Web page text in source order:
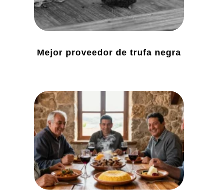
Mejor proveedor de trufa negra